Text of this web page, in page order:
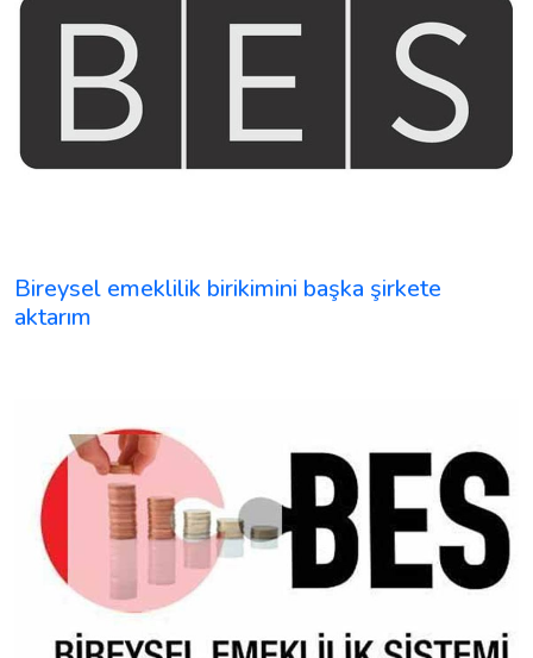
Bireysel emeklilik birikimini başka şirkete
aktarım